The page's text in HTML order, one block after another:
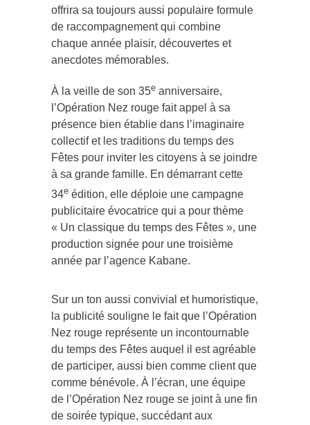
offrira sa toujours aussi populaire formule
de raccompagnement qui combine
chaque année plaisir, découvertes et
anecdotes mémorables.
À la veille de son 35e anniversaire,
l’Opération Nez rouge fait appel à sa
présence bien établie dans l’imaginaire
collectif et les traditions du temps des
Fêtes pour inviter les citoyens à se joindre
à sa grande famille. En démarrant cette
34e édition, elle déploie une campagne
publicitaire évocatrice qui a pour thème
« Un classique du temps des Fêtes », une
production signée pour une troisième
année par l’agence Kabane.
Sur un ton aussi convivial et humoristique,
la publicité souligne le fait que l’Opération
Nez rouge représente un incontournable
du temps des Fêtes auquel il est agréable
de participer, aussi bien comme client que
comme bénévole. À l’écran, une équipe
de l’Opération Nez rouge se joint à une fin
de soirée typique, succédant aux